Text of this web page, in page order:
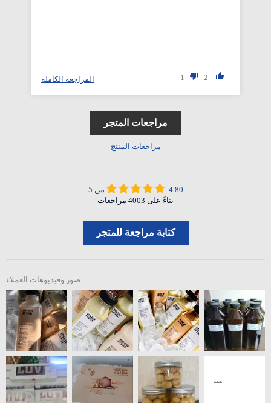
2
1 المراجعة الكاملة
مراجعات المتجر
مراجعات المنتج
4.80 من 5
بناءً على 4003 مراجعات
كتابة مراجعة للمتجر
صور وفيديوهات العملاء